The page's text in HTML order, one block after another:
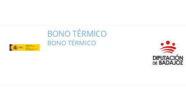
BONO TÉRMICO
BONO TÉRMICO